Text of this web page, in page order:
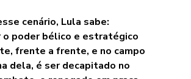
cenário, Lula sabe:
o poder bélico e estratégico
frente a frente, e no campo
dela, é ser decapitado no